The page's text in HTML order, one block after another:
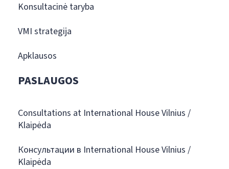
Konsultacinė taryba
VMI strategija
Apklausos
PASLAUGOS
Consultations at International House Vilnius /
Klaipėda
Консультации в International House Vilnius /
Klaipėda